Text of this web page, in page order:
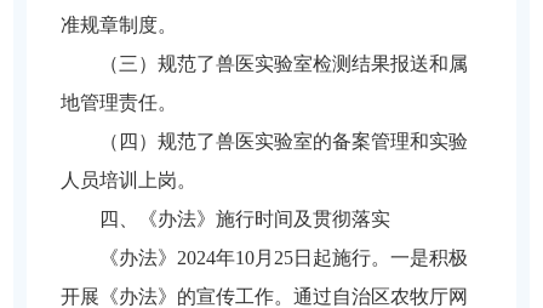
准规章制度。
（三）规范了兽医实验室检测结果报送和属
地管理责任。
（四）规范了兽医实验室的备案管理和实验
人员培训上岗。
四、《办法》施行时间及贯彻落实
《办法》2024年10月25日起施行。一是积极
开展《办法》的宣传工作。通过自治区农牧厅网